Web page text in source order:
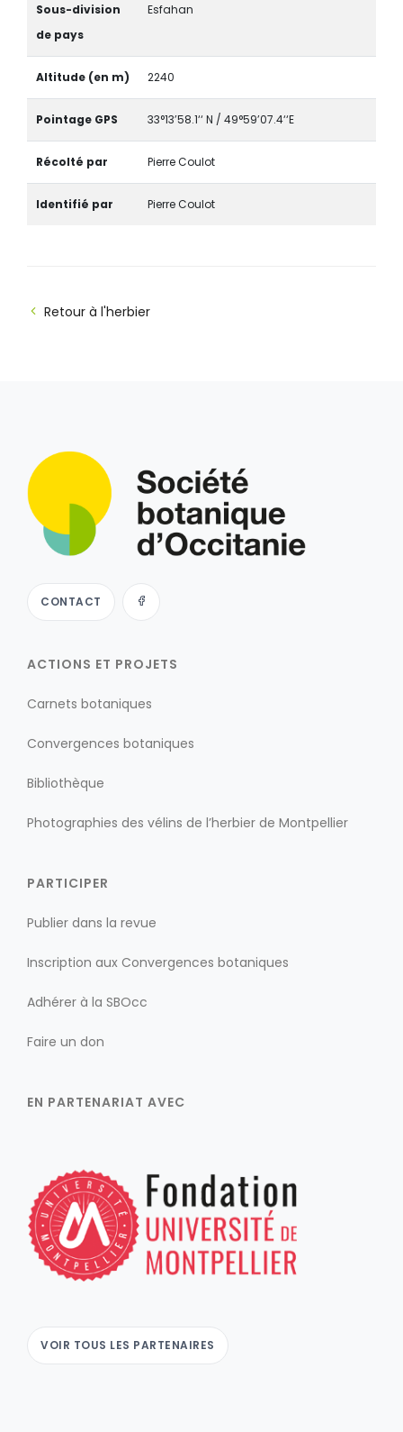
Sous-division
de pays
Esfahan
Altitude (en m) 2240
Pointage GPS 33°13’58.1‘‘ N / 49°59’07.4‘‘E
Récolté par Pierre Coulot
Identifié par Pierre Coulot
Retour à l'herbier
CONTACT
ACTIONS ET PROJETS
Carnets botaniques
Convergences botaniques
Bibliothèque
Photographies des vélins de l’herbier de Montpellier
PARTICIPER
Publier dans la revue
Inscription aux Convergences botaniques
Adhérer à la SBOcc
Faire un don
EN PARTENARIAT AVEC
VOIR TOUS LES PARTENAIRES